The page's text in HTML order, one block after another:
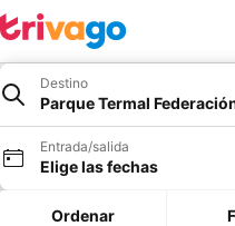
Destino
Parque Termal
Entrada/salida
Elige las fechas
Ordenar